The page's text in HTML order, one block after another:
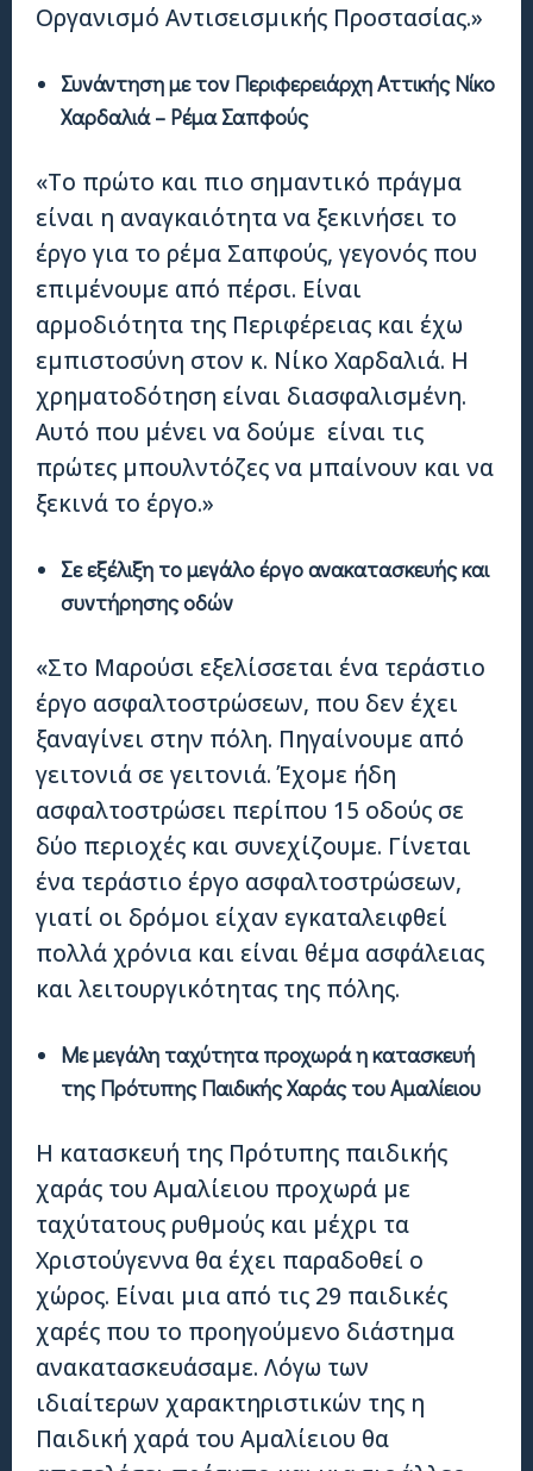
Οργανισμό Αντισεισμικής Προστασίας.»
Συνάντηση με τον Περιφερειάρχη Αττικής Νίκο
Χαρδαλιά – Ρέμα Σαπφούς
«Το πρώτο και πιο σημαντικό πράγμα
είναι η αναγκαιότητα να ξεκινήσει το
έργο για το ρέμα Σαπφούς, γεγονός που
επιμένουμε από πέρσι. Είναι
αρμοδιότητα της Περιφέρειας και έχω
εμπιστοσύνη στον κ. Νίκο Χαρδαλιά. Η
χρηματοδότηση είναι διασφαλισμένη.
Αυτό που μένει να δούμε είναι τις
πρώτες μπουλντόζες να μπαίνουν και να
ξεκινά το έργο.»
Σε εξέλιξη το μεγάλο έργο ανακατασκευής και
συντήρησης οδών
«Στο Μαρούσι εξελίσσεται ένα τεράστιο
έργο ασφαλτοστρώσεων, που δεν έχει
ξαναγίνει στην πόλη. Πηγαίνουμε από
γειτονιά σε γειτονιά. Έχομε ήδη
ασφαλτοστρώσει περίπου 15 οδούς σε
δύο περιοχές και συνεχίζουμε. Γίνεται
ένα τεράστιο έργο ασφαλτοστρώσεων,
γιατί οι δρόμοι είχαν εγκαταλειφθεί
πολλά χρόνια και είναι θέμα ασφάλειας
και λειτουργικότητας της πόλης.
Με μεγάλη ταχύτητα προχωρά η κατασκευή
της Πρότυπης Παιδικής Χαράς του Αμαλίειου
Η κατασκευή της Πρότυπης παιδικής
χαράς του Αμαλίειου προχωρά με
ταχύτατους ρυθμούς και μέχρι τα
Χριστούγεννα θα έχει παραδοθεί ο
χώρος. Είναι μια από τις 29 παιδικές
χαρές που το προηγούμενο διάστημα
ανακατασκευάσαμε. Λόγω των
ιδιαίτερων χαρακτηριστικών της η
Παιδική χαρά του Αμαλίειου θα